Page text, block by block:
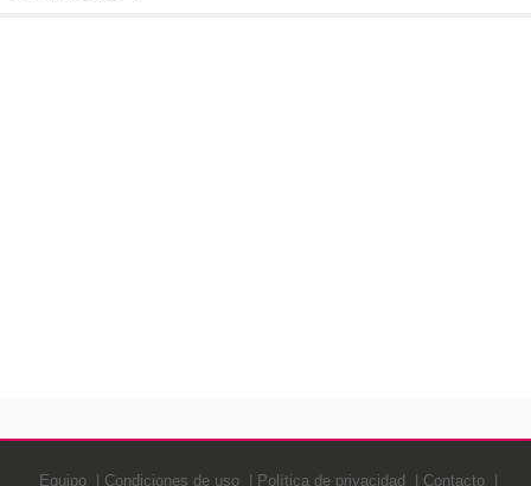
Equipo Condiciones de uso Política de privacidad Contacto